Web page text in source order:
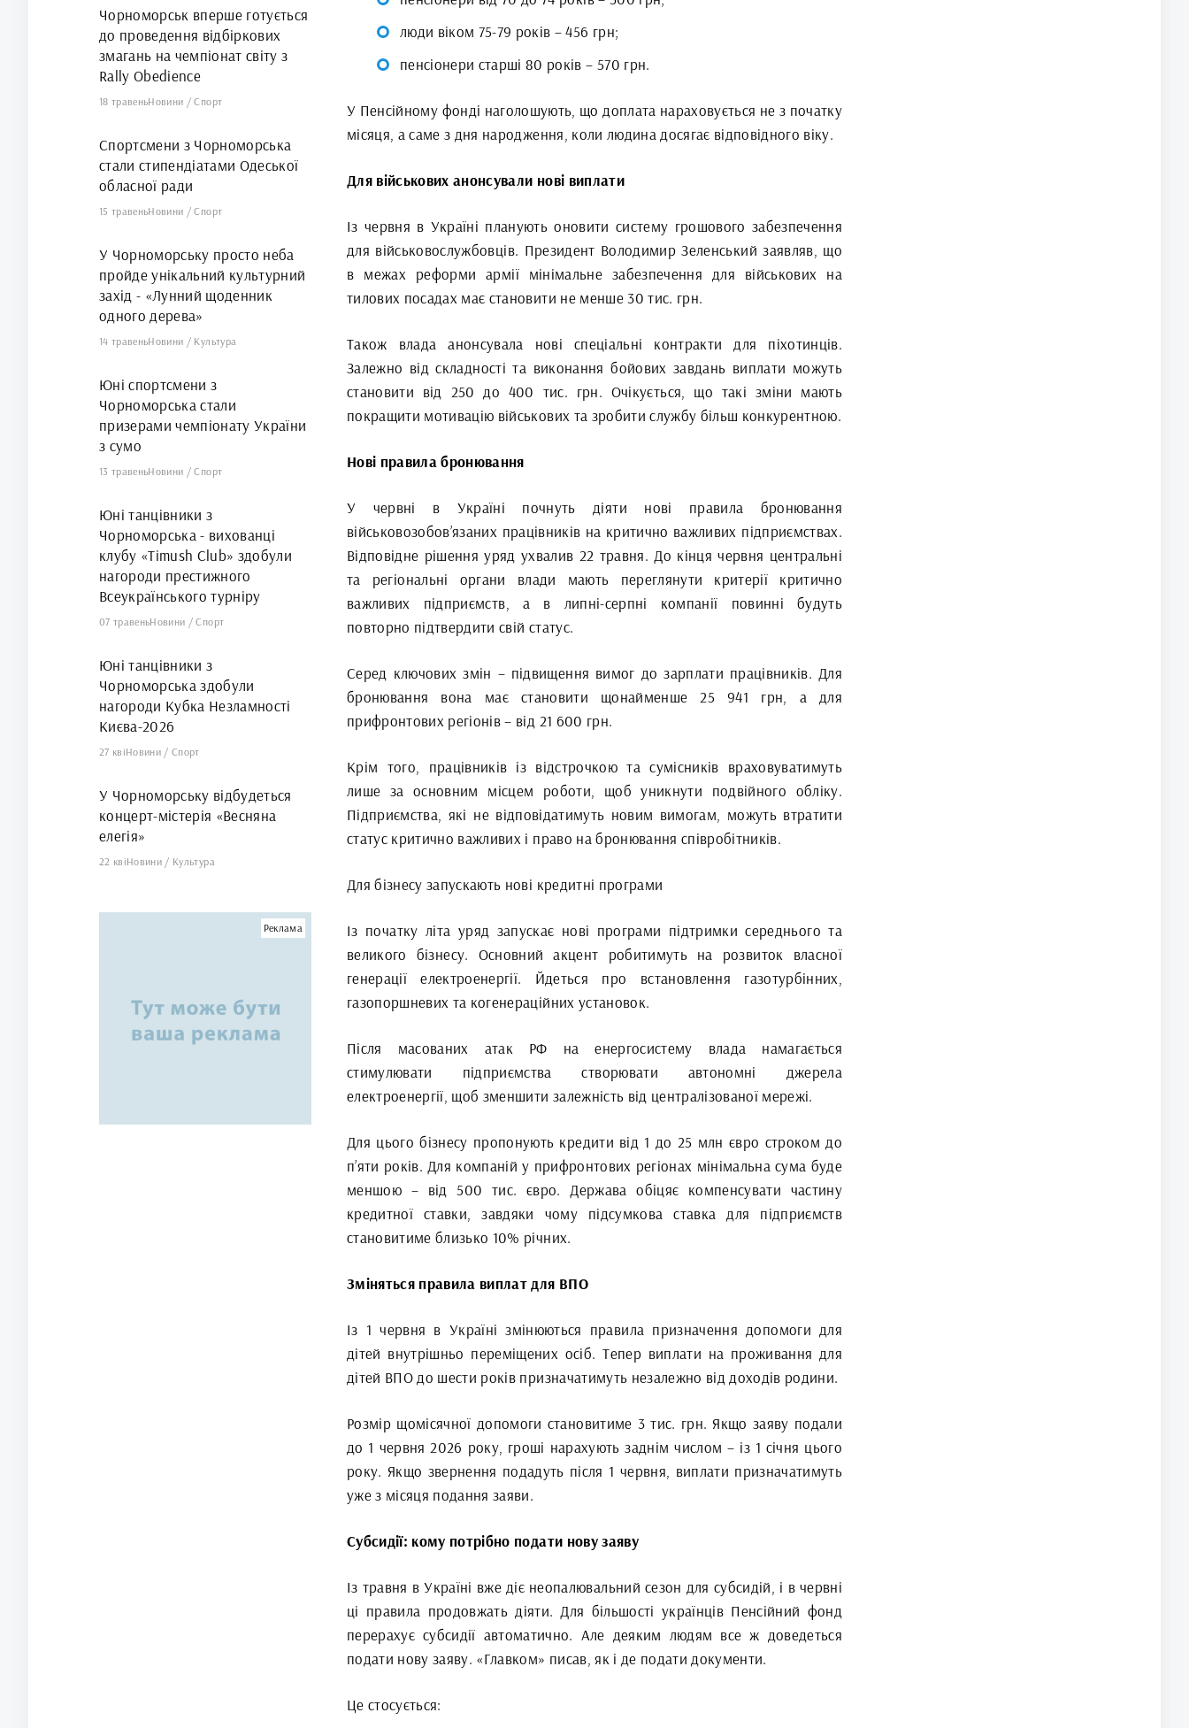
люди віком 75-79 років – 456 грн;
пенсіонери старші 80 років – 570 грн.
У Пенсійному фонді наголошують, що доплата нараховується не з початку
місяця, а саме з дня народження, коли людина досягає відповідного віку.
Для військових анонсували нові виплати
Із червня в Україні планують оновити систему грошового забезпечення
для військовослужбовців. Президент Володимир Зеленський заявляв, що
в межах реформи армії мінімальне забезпечення для військових на
тилових посадах має становити не менше 30 тис. грн.
Також влада анонсувала нові спеціальні контракти для піхотинців.
Залежно від складності та виконання бойових завдань виплати можуть
становити від 250 до 400 тис. грн. Очікується, що такі зміни мають
покращити мотивацію військових та зробити службу більш конкурентною.
Нові правила бронювання
У червні в Україні почнуть діяти нові правила бронювання
військовозобов’язаних працівників на критично важливих підприємствах.
Відповідне рішення уряд ухвалив 22 травня. До кінця червня центральні
та регіональні органи влади мають переглянути критерії критично
важливих підприємств, а в липні-серпні компанії повинні будуть
повторно підтвердити свій статус.
Серед ключових змін – підвищення вимог до зарплати працівників. Для
бронювання вона має становити щонайменше 25 941 грн, а для
прифронтових регіонів – від 21 600 грн.
Крім того, працівників із відстрочкою та сумісників враховуватимуть
лише за основним місцем роботи, щоб уникнути подвійного обліку.
Підприємства, які не відповідатимуть новим вимогам, можуть втратити
статус критично важливих і право на бронювання співробітників.
Для бізнесу запускають нові кредитні програми
Із початку літа уряд запускає нові програми підтримки середнього та
великого бізнесу. Основний акцент робитимуть на розвиток власної
генерації електроенергії. Йдеться про встановлення газотурбінних,
газопоршневих та когенераційних установок.
Після масованих атак РФ на енергосистему влада намагається
стимулювати підприємства створювати автономні джерела
електроенергії, щоб зменшити залежність від централізованої мережі.
Для цього бізнесу пропонують кредити від 1 до 25 млн євро строком до
п’яти років. Для компаній у прифронтових регіонах мінімальна сума буде
меншою – від 500 тис. євро. Держава обіцяє компенсувати частину
кредитної ставки, завдяки чому підсумкова ставка для підприємств
становитиме близько 10% річних.
Зміняться правила виплат для ВПО
Із 1 червня в Україні змінюються правила призначення допомоги для
дітей внутрішньо переміщених осіб. Тепер виплати на проживання для
дітей ВПО до шести років призначатимуть незалежно від доходів родини.
Розмір щомісячної допомоги становитиме 3 тис. грн. Якщо заяву подали
до 1 червня 2026 року, гроші нарахують заднім числом – із 1 січня цього
року. Якщо звернення подадуть після 1 червня, виплати призначатимуть
уже з місяця подання заяви.
Субсидії: кому потрібно подати нову заяву
Із травня в Україні вже діє неопалювальний сезон для субсидій, і в червні
ці правила продовжать діяти. Для більшості українців Пенсійний фонд
перерахує субсидії автоматично. Але деяким людям все ж доведеться
подати нову заяву. «Главком» писав, як і де подати документи.
Це стосується:
Чорноморськ вперше готується
до проведення відбіркових
змагань на чемпіонат світу з
Rally Obedience
18 травеньНовини /Спорт
Спортсмени з Чорноморська
стали стипендіатами Одеської
обласної ради
15 травеньНовини /Спорт
У Чорноморську просто неба
пройде унікальний культурний
захід - «Лунний щоденник
одного дерева»
14 травеньНовини / Культура
Юні спортсмени з
Чорноморська стали
призерами чемпіонату України
з сумо
13 травеньНовини /Спорт
Юні танцівники з
Чорноморська - вихованці
клубу «Timush Club» здобули
нагороди престижного
Всеукраїнського турніру
07 травеньНовини /Спорт
Юні танцівники з
Чорноморська здобули
нагороди Кубка Незламності
Києва-2026
27 квіНовини /Спорт
У Чорноморську відбудеться
концерт-містерія «Весняна
елегія»
22 квіНовини / Культура
Реклама